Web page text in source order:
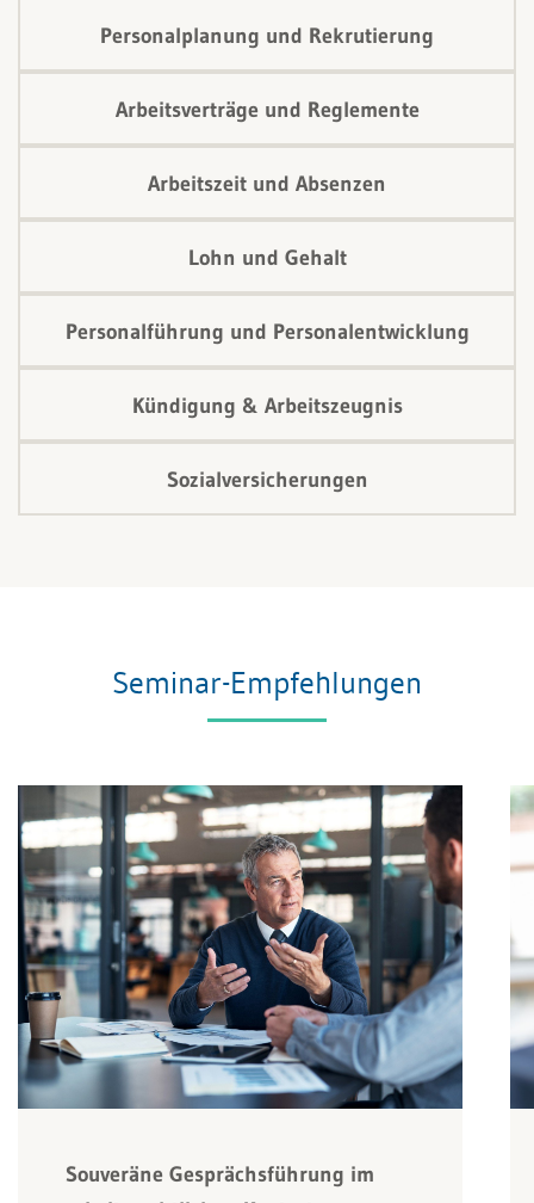
Personalplanung und Rekrutierung
Arbeitsverträge und Reglemente
Arbeitszeit und Absenzen
Lohn und Gehalt
Personalführung und Personalentwicklung
Kündigung & Arbeitszeugnis
Sozialversicherungen
Seminar-Empfehlungen
Souveräne Gesprächsführung im